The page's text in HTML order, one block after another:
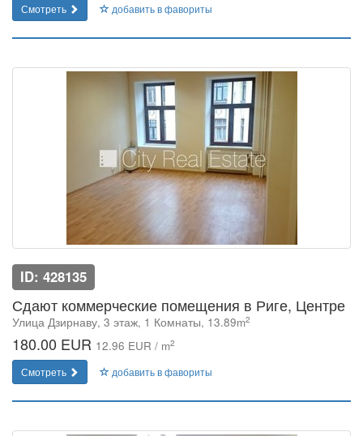
Смотреть добавить в фавориты
ID: 428135
Сдают коммерческие помещения в Риге, Центре
Улица Дзирнаву, 3 этаж, 1 Комнаты, 13.89m2
180.00 EUR 12.96 EUR / m2
Смотреть добавить в фавориты